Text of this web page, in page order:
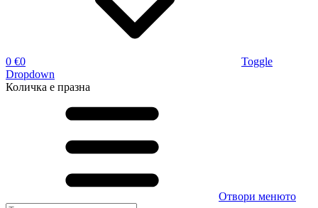
0 €0
Toggle
Dropdown
Количка е празна
Отвори менюто